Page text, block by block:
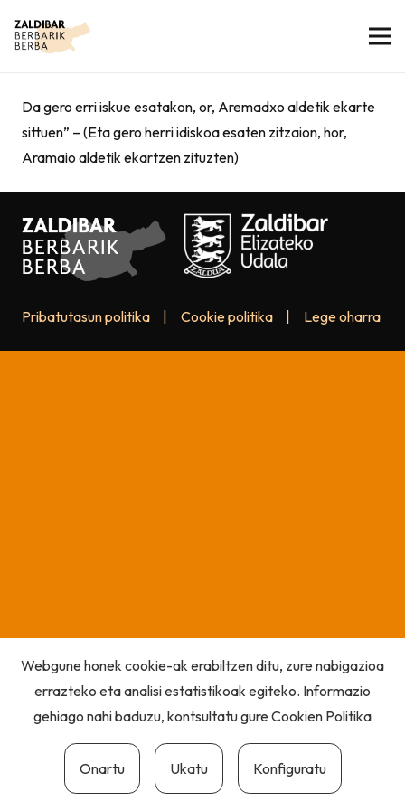
Da gero erri iskue esatakon, or, Aremadxo aldetik ekarte
sittuen” – (Eta gero herri idiskoa esaten zitzaion, hor,
Aramaio aldetik ekartzen zituzten)
Pribatutasun politika Cookie politika Lege oharra
Webgune honek cookie-ak erabiltzen ditu, zure nabigazioa
errazteko eta analisi estatistikoak egiteko. Informazio
gehiago nahi baduzu, kontsultatu gureCookien Politika
Onartu Ukatu Konfiguratu